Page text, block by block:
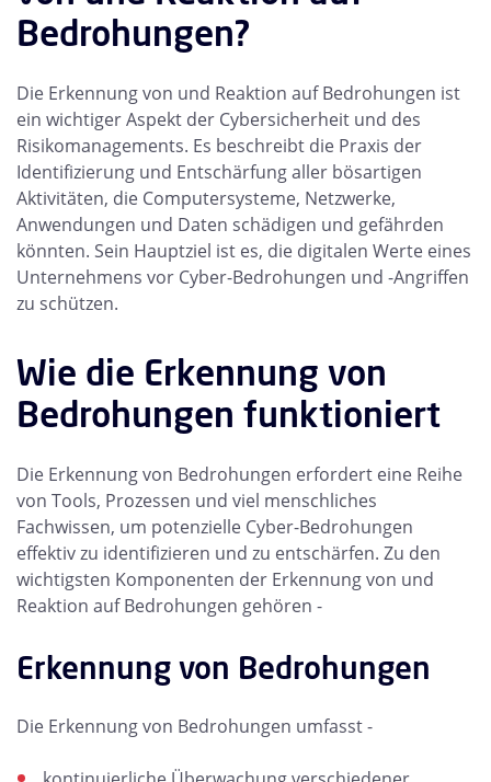
Bedrohungen?
Die Erkennung von und Reaktion auf Bedrohungen ist
ein wichtiger Aspekt der Cybersicherheit und des
Risikomanagements. Es beschreibt die Praxis der
Identifizierung und Entschärfung aller bösartigen
Aktivitäten, die Computersysteme, Netzwerke,
Anwendungen und Daten schädigen und gefährden
könnten. Sein Hauptziel ist es, die digitalen Werte eines
Unternehmens vor Cyber-Bedrohungen und -Angriffen
zu schützen.
Wie die Erkennung von
Bedrohungen funktioniert
Die Erkennung von Bedrohungen erfordert eine Reihe
von Tools, Prozessen und viel menschliches
Fachwissen, um potenzielle Cyber-Bedrohungen
effektiv zu identifizieren und zu entschärfen. Zu den
wichtigsten Komponenten der Erkennung von und
Reaktion auf Bedrohungen gehören -
Erkennung von Bedrohungen
Die Erkennung von Bedrohungen umfasst -